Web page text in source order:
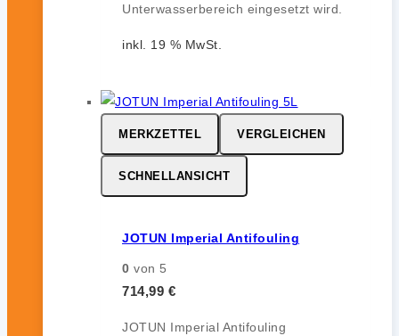
Unterwasserbereich eingesetzt wird.
inkl. 19 % MwSt.
MERKZETTEL VERGLEICHEN
SCHNELLANSICHT
JOTUN Imperial Antifouling
0 von 5
714,99 €
JOTUN Imperial Antifouling